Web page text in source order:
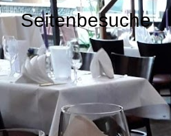
www.mr-jay-musical.de
Seitenbesuche